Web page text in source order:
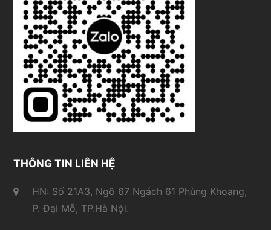
THÔNG TIN LIÊN HỆ
HN: Số 21A3, Ngõ 67 Ngách 61 Phùng Khoang,
P. Đại Mỗ, TP.Hà Nội.